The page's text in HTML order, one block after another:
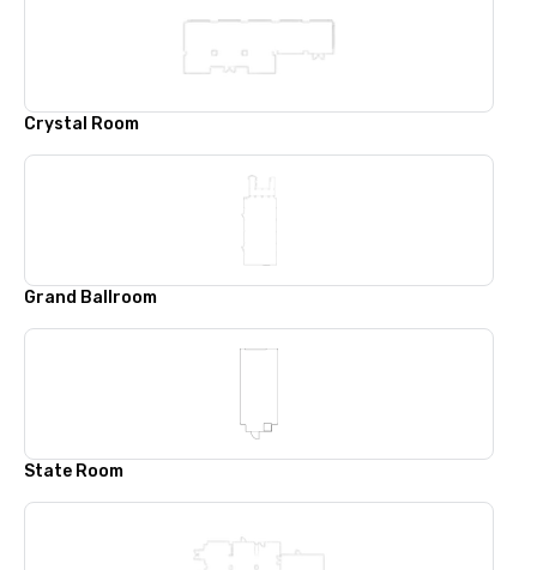
Crystal Room
Grand Ballroom
State Room